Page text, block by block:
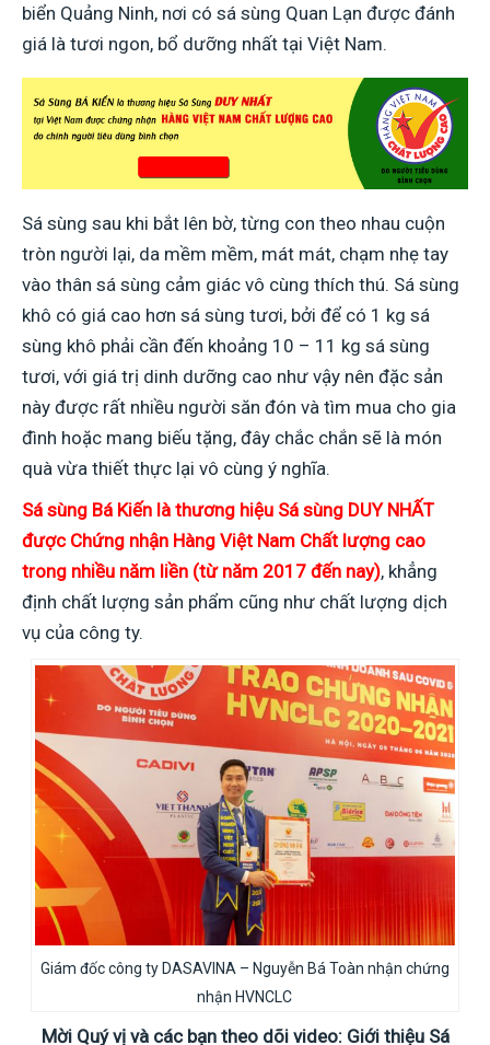
biển Quảng Ninh, nơi có sá sùng Quan Lạn được đánh
giá là tươi ngon, bổ dưỡng nhất tại Việt Nam.
Sá sùng sau khi bắt lên bờ, từng con theo nhau cuộn
tròn người lại, da mềm mềm, mát mát, chạm nhẹ tay
vào thân sá sùng cảm giác vô cùng thích thú. Sá sùng
khô có giá cao hơn sá sùng tươi, bởi để có 1 kg sá
sùng khô phải cần đến khoảng 10 – 11 kg sá sùng
tươi, với giá trị dinh dưỡng cao như vậy nên đặc sản
này được rất nhiều người săn đón và tìm mua cho gia
đình hoặc mang biếu tặng, đây chắc chắn sẽ là món
quà vừa thiết thực lại vô cùng ý nghĩa.
Sá sùng Bá Kiến là thương hiệu Sá sùng DUY NHẤT
được Chứng nhận Hàng Việt Nam Chất lượng cao
trong nhiều năm liền (từ năm 2017 đến nay), khẳng
định chất lượng sản phẩm cũng như chất lượng dịch
vụ của công ty.
Giám đốc công ty DASAVINA – Nguyễn Bá Toàn nhận chứng
nhận HVNCLC
Mời Quý vị và các bạn theo dõi video: Giới thiệu Sá